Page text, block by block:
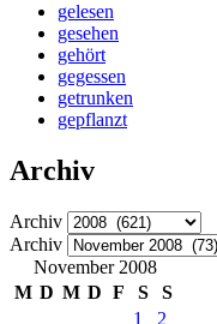
gelesen
gesehen
gehört
gegessen
getrunken
gepflanzt
Archiv
Archiv
Archiv
November 2008
M D M D F S
S
1
2